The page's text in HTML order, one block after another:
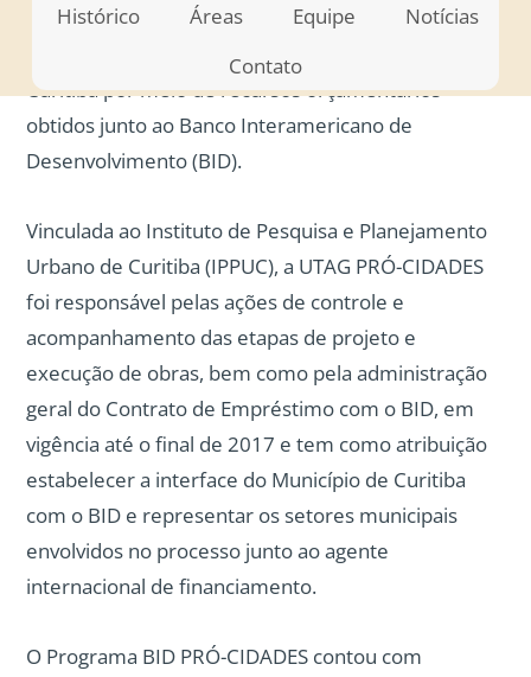
Histórico
Áreas Equipe
Notícias
Contato
CIDADES contempla intervenções de infraestrutura
social e urbana, em realização pela Prefeitura de
Curitiba por meio de recursos orçamentários
obtidos junto ao Banco Interamericano de
Desenvolvimento (BID).
Vinculada ao Instituto de Pesquisa e Planejamento
Urbano de Curitiba (IPPUC), a UTAG PRÓ-CIDADES
foi responsável pelas ações de controle e
acompanhamento das etapas de projeto e
execução de obras, bem como pela administração
geral do Contrato de Empréstimo com o BID, em
vigência até o final de 2017 e tem como atribuição
estabelecer a interface do Município de Curitiba
com o BID e representar os setores municipais
envolvidos no processo junto ao agente
internacional de financiamento.
O Programa BID PRÓ-CIDADES contou com